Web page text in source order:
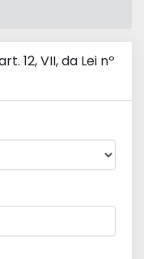
12, VII, da Lei nº